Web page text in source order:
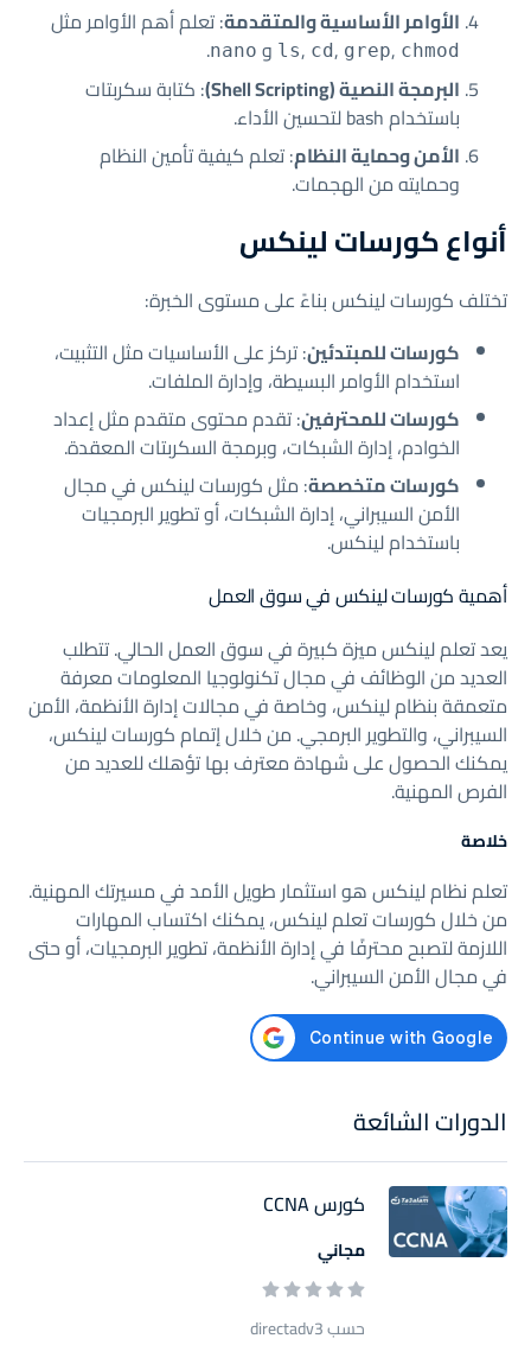
الأوامر الأساسية والمتقدمة: تعلم أهم الأوامر مثل
ls, cd, grep, chmod و nano
.
البرمجة النصية (Shell Scripting)
: كتابة سكربتات
باستخدام bash لتحسين الأداء.
الأمن وحماية النظام: تعلم كيفية تأمين النظام
وحمايته من الهجمات.
أنواع كورسات لينكس
تختلف كورسات لينكس بناءً على مستوى الخبرة:
كورسات للمبتدئين: تركز على الأساسيات مثل التثبيت،
استخدام الأوامر البسيطة، وإدارة الملفات.
كورسات للمحترفين: تقدم محتوى متقدم مثل إعداد
الخوادم، إدارة الشبكات، وبرمجة السكربتات المعقدة.
كورسات متخصصة: مثل كورسات لينكس في مجال
الأمن السيبراني، إدارة الشبكات، أو تطوير البرمجيات
باستخدام لينكس.
أهمية كورسات لينكس في سوق العمل
يعد تعلم لينكس ميزة كبيرة في سوق العمل الحالي. تتطلب
العديد من الوظائف في مجال تكنولوجيا المعلومات معرفة
متعمقة بنظام لينكس، وخاصة في مجالات إدارة الأنظمة، الأمن
السيبراني، والتطوير البرمجي. من خلال إتمام كورسات لينكس،
يمكنك الحصول على شهادة معترف بها تؤهلك للعديد من
الفرص المهنية.
خلاصة
تعلم نظام لينكس هو استثمار طويل الأمد في مسيرتك المهنية.
من خلال كورسات تعلم لينكس، يمكنك اكتساب المهارات
اللازمة لتصبح محترفًا في إدارة الأنظمة، تطوير البرمجيات، أو حتى
في مجال الأمن السيبراني.
الدورات الشائعة
كورس CCNA
مجاني
حسب directadv3